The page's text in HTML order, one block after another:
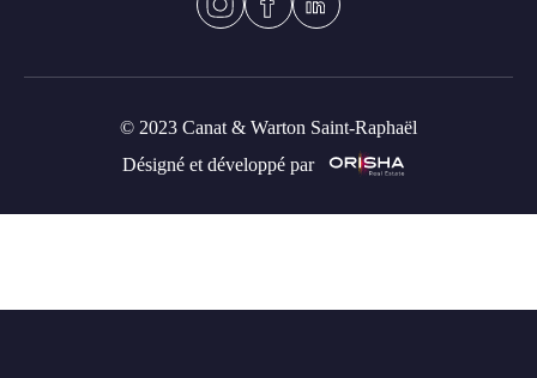
© 2023 Canat & Warton Saint-Raphaël
Désigné et développé par